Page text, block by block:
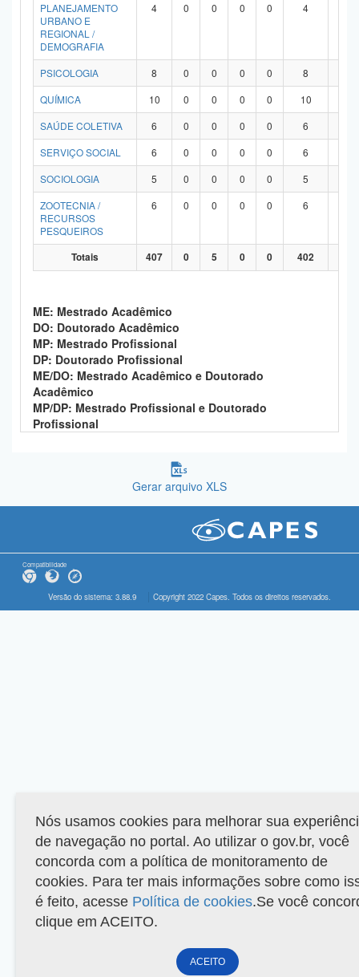
PLANEJAMENTO
URBANO E
REGIONAL /
DEMOGRAFIA
4 0 0 0 0 4
PSICOLOGIA 8 0 0 0 0 8
QUÍMICA
10 0 0 0 0 10
SAÚDE COLETIVA
6 0 0 0 0 6
SERVIÇO SOCIAL
6 0 0 0 0 6
SOCIOLOGIA
5 0 0 0 0 5
ZOOTECNIA /
RECURSOS
PESQUEIROS
6 0 0 0 0 6
Totais 407 0 5 0 0 402
ME: Mestrado Acadêmico
DO: Doutorado Acadêmico
MP: Mestrado Profissional
DP: Doutorado Profissional
ME/DO: Mestrado Acadêmico e Doutorado
Acadêmico
MP/DP: Mestrado Profissional e Doutorado
Profissional
Gerar arquivo XLS
Compatibilidade
Versão do sistema: 3.88.9 Copyright 2022 Capes. Todos os direitos reservados.
Nós usamos cookies para melhorar sua
de navegação no portal. Ao utilizar o gov.br, você
concorda com a política de monitoramento de
cookies. Para ter mais informações sobre como
é feito, acesse Política de cookies.Se você
clique em ACEITO.
ACEITO